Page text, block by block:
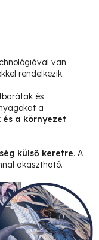
van
rendelkezik.
és
a
a környezet
külső keretre. A
akasztható.